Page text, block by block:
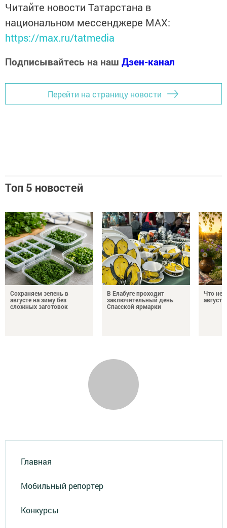
Читайте новости Татарстана в
национальном мессенджере MАХ:
https://max.ru/tatmedia
Подписывайтесь на наш Дзен-канал
Перейти на страницу новости
Топ 5 новостей
Сохраняем зелень в
августе на зиму без
сложных заготовок
В Елабуге проходит
заключительный день
Спасской ярмарки
Что
Главная
Мобильный репортер
Конкурсы